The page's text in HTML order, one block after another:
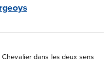
dans les deux sens